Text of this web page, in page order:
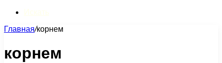
Главная/корнем
корнем